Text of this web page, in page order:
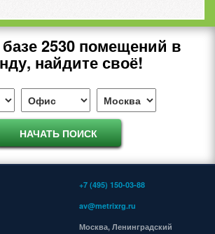
2530 помещений в
найдите своё!
+7 (495) 150-03-88
av@metrixrg.ru
Москва, Ленинградский